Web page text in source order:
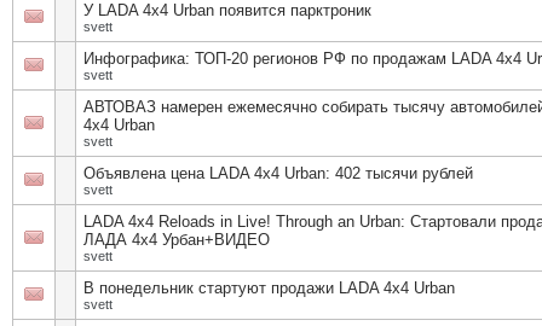
У LADA 4х4 Urban появится парктроник
svett
Инфографика: ТОП-20 регионов РФ по продажам LADA 4x4
svett
АВТОВАЗ намерен ежемесячно собирать тысячу
4x4 Urban
svett
Объявлена цена LADA 4x4 Urban: 402 тысячи рублей
svett
LADA 4x4 Reloads in Live! Through an Urban: Стартовали
ЛАДА 4х4 Урбан+ВИДЕО
svett
В понедельник стартуют продажи LADA 4x4 Urban
svett